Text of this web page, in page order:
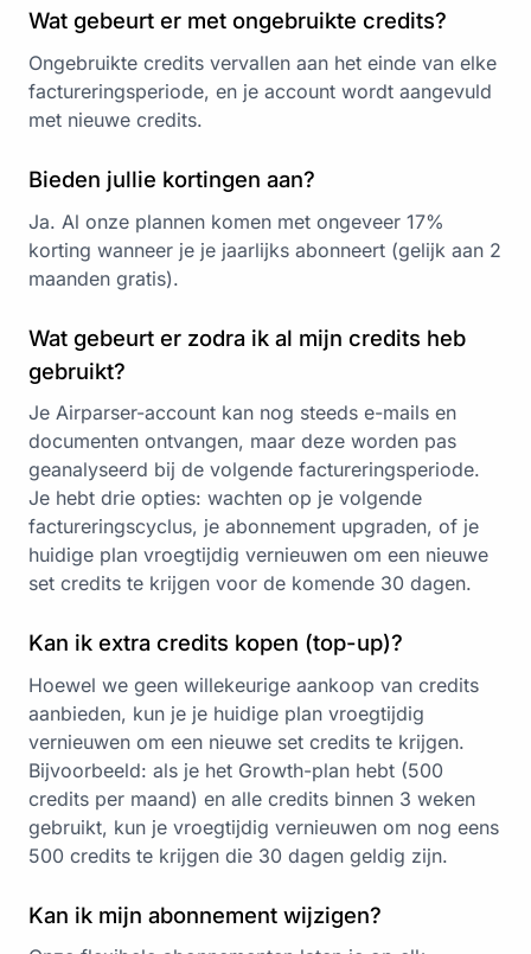
Wat gebeurt er met ongebruikte credits?
Ongebruikte credits vervallen aan het einde van elke
factureringsperiode, en je account wordt aangevuld
met nieuwe credits.
Bieden jullie kortingen aan?
Ja. Al onze plannen komen met ongeveer 17%
korting wanneer je je jaarlijks abonneert (gelijk aan 2
maanden gratis).
Wat gebeurt er zodra ik al mijn credits heb
gebruikt?
Je Airparser-account kan nog steeds e-mails en
documenten ontvangen, maar deze worden pas
geanalyseerd bij de volgende factureringsperiode.
Je hebt drie opties: wachten op je volgende
factureringscyclus, je abonnement upgraden, of je
huidige plan vroegtijdig vernieuwen om een nieuwe
set credits te krijgen voor de komende 30 dagen.
Kan ik extra credits kopen (top-up)?
Hoewel we geen willekeurige aankoop van credits
aanbieden, kun je je huidige plan vroegtijdig
vernieuwen om een nieuwe set credits te krijgen.
Bijvoorbeeld: als je het Growth-plan hebt (500
credits per maand) en alle credits binnen 3 weken
gebruikt, kun je vroegtijdig vernieuwen om nog eens
500 credits te krijgen die 30 dagen geldig zijn.
Kan ik mijn abonnement wijzigen?